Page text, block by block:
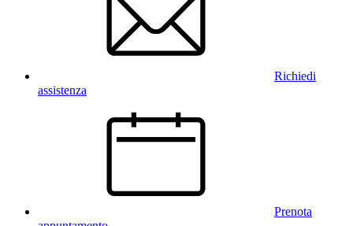
Richiedi
assistenza
Prenota